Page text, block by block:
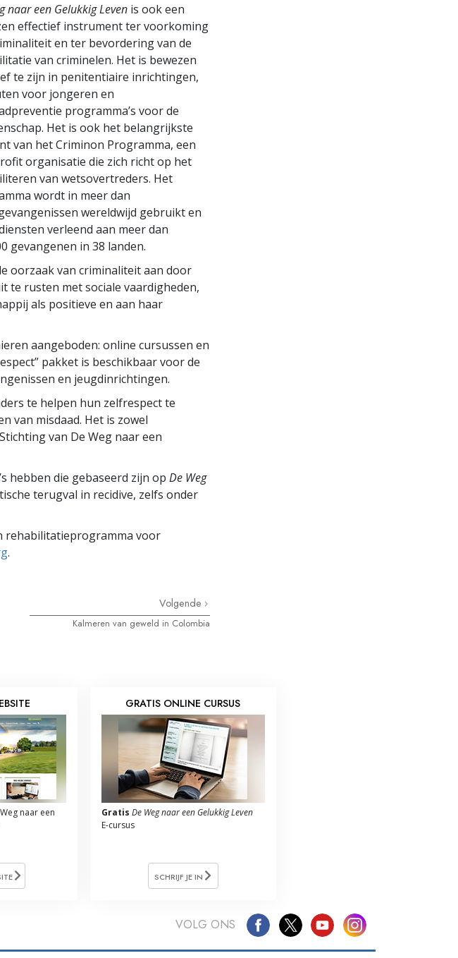
naar een Gelukkig Leven is ook een
effectief instrument ter voorkoming
en ter bevordering van de
van criminelen. Het is bewezen
te zijn in penitentiaire inrichtingen,
voor jongeren en
programma’s voor de
Het is ook het belangrijkste
van het Criminon Programma, een
organisatie die zich richt op het
van wetsovertreders. Het
wordt in meer dan
wereldwijd gebruikt en
verleend aan meer dan
gevangenen in 38 landen.
oorzaak van criminaliteit aan door
te rusten met sociale vaardigheden,
als positieve en aan haar
aangeboden: online cursussen en
pakket is beschikbaar voor de
en jeugdinrichtingen.
te helpen hun zelfrespect te
van misdaad. Het is zowel
van De Weg naar een
hebben die gebaseerd zijn op De Weg
terugval in recidive, zelfs onder
rehabilitatieprogramma voor
.
Volgende
Kalmeren van geweld in Colombia
naar een
GRATIS ONLINE CURSUS
Gratis De Weg naar een Gelukkig Leven
E-cursus
SCHRIJF JE IN
VOLG ONS